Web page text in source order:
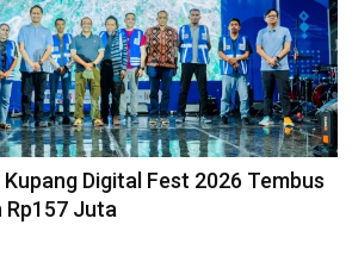
Digital Fest 2026 Tembus
Rp157 Juta